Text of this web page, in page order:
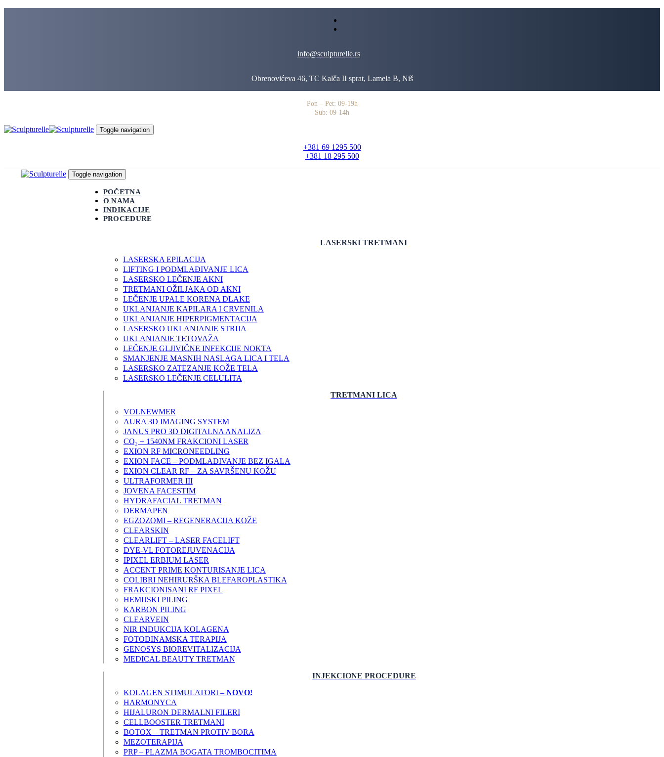
info@sculpturelle.rs
Obrenovićeva 46, TC Kalča II sprat, Lamela B, Niš
Pon – Pet: 09-19h
Sub: 09-14h
Toggle navigation
+381 69 1295 500
+381 18 295 500
Toggle navigation
POČETNA
O NAMA
INDIKACIJE
PROCEDURE
LASERSKI TRETMANI
LASERSKA EPILACIJA
LIFTING I PODMLAĐIVANJE LICA
LASERSKO LEČENJE AKNI
TRETMANI OŽILJAKA OD AKNI
LEČENJE UPALE KORENA DLAKE
UKLANJANJE KAPILARA I CRVENILA
UKLANJANJE HIPERPIGMENTACIJA
LASERSKO UKLANJANJE STRIJA
UKLANJANJE TETOVAŽA
LEČENJE GLJIVIČNE INFEKCIJE NOKTA
SMANJENJE MASNIH NASLAGA LICA I TELA
LASERSKO ZATEZANJE KOŽE TELA
LASERSKO LEČENJE CELULITA
TRETMANI LICA
VOLNEWMER
AURA 3D IMAGING SYSTEM
JANUS PRO 3D DIGITALNA ANALIZA
CO₂ + 1540NM FRAKCIONI LASER
EXION RF MICRONEEDLING
EXION FACE – PODMLAĐIVANJE BEZ IGALA
EXION CLEAR RF – ZA SAVRŠENU KOŽU
ULTRAFORMER III
JOVENA FACESTIM
HYDRAFACIAL TRETMAN
DERMAPEN
EGZOZOMI – REGENERACIJA KOŽE
CLEARSKIN
CLEARLIFT – LASER FACELIFT
DYE-VL FOTOREJUVENACIJA
IPIXEL ERBIUM LASER
ACCENT PRIME KONTURISANJE LICA
COLIBRI NEHIRURŠKA BLEFAROPLASTIKA
FRAKCIONISANI RF PIXEL
HEMIJSKI PILING
KARBON PILING
CLEARVEIN
NIR INDUKCIJA KOLAGENA
FOTODINAMSKA TERAPIJA
GENOSYS BIOREVITALIZACIJA
MEDICAL BEAUTY TRETMAN
INJEKCIONE PROCEDURE
KOLAGEN STIMULATORI – NOVO!
HARMONYCA
HIJALURON DERMALNI FILERI
CELLBOOSTER TRETMANI
BOTOX – TRETMAN PROTIV BORA
MEZOTERAPIJA
PRP – PLAZMA BOGATA TROMBOCITIMA